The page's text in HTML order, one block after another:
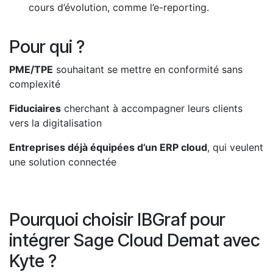
cours d’évolution, comme l’e-reporting.
Pour qui ?
PME/TPE souhaitant se mettre en conformité sans
complexité
Fiduciaires cherchant à accompagner leurs clients
vers la digitalisation
Entreprises déjà équipées d’un ERP cloud, qui veulent
une solution connectée
Pourquoi choisir IBGraf pour
intégrer Sage Cloud Demat avec
Kyte ?